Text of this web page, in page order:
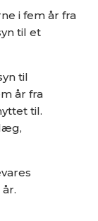
i fem år fra
til et
til
år fra
til.